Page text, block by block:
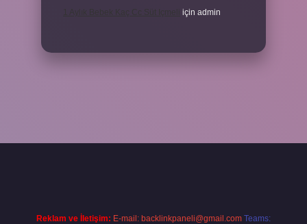
için admin
Reklam ve İletişim: E-mail: backlinkpaneli@gmail.com Teams: